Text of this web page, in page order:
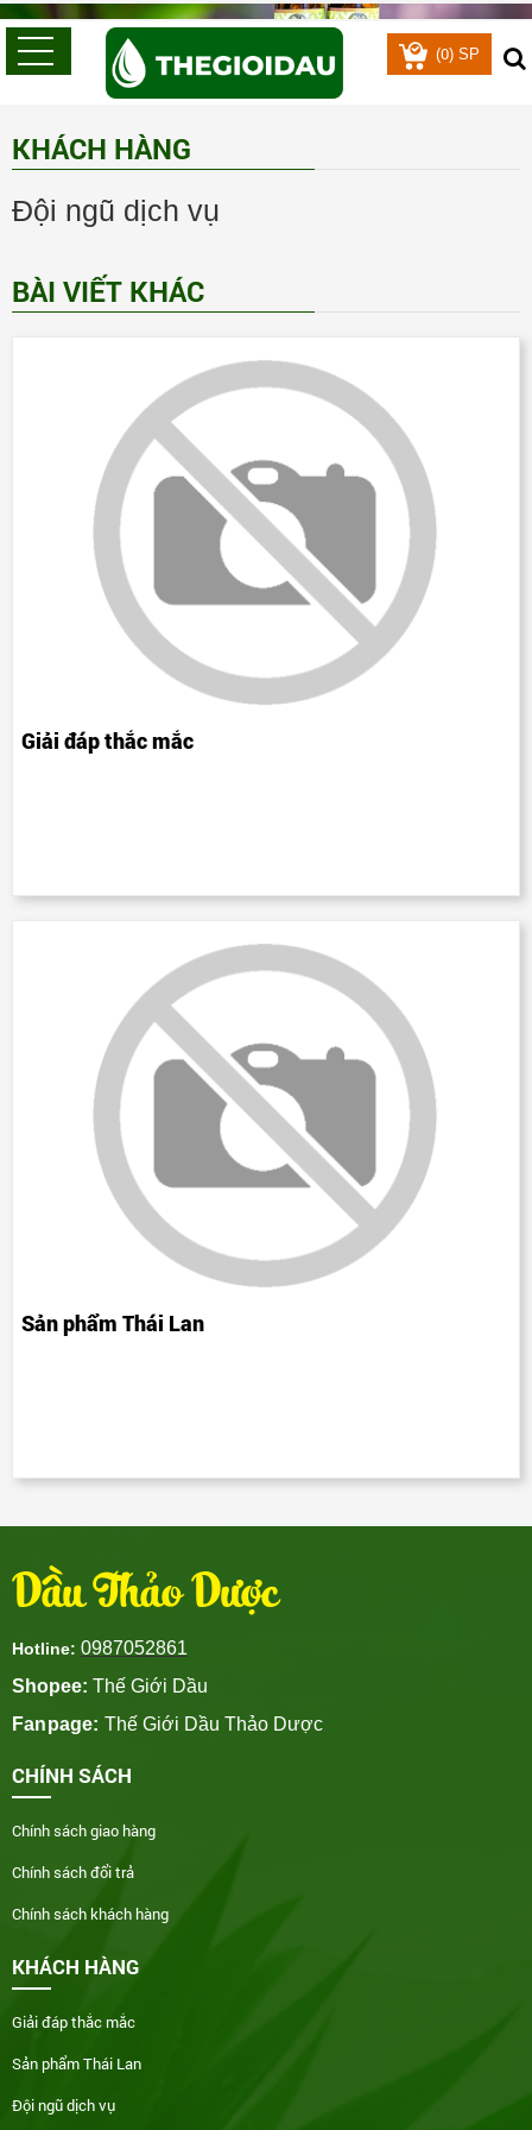
(0) SP
KHÁCH HÀNG
Đội ngũ dịch vụ
BÀI VIẾT KHÁC
Giải đáp thắc mắc
Sản phẩm Thái Lan
Dầu Thảo Dược
Hotline: 0987052861
Shopee: Thế Giới Dầu
Fanpage: Thế Giới Dầu Thảo Dược
CHÍNH SÁCH
Chính sách giao hàng
Chính sách đổi trả
Chính sách khách hàng
KHÁCH HÀNG
Giải đáp thắc mắc
Sản phẩm Thái Lan
Đội ngũ dịch vụ